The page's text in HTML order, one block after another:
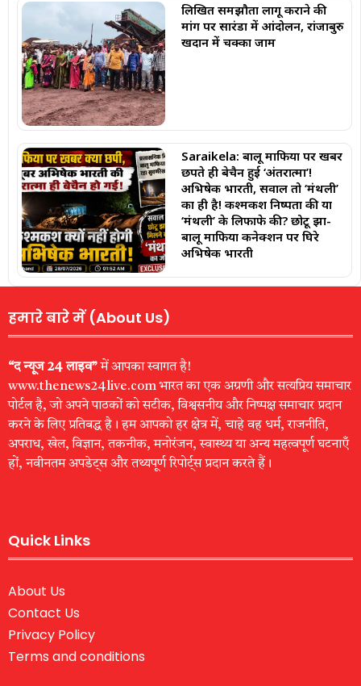
लिखित समझौता लागू कराने की
मांग पर सारंडा में आंदोलन, रांजाबुरु
खदान में चक्का जाम
Saraikela: बालू माफिया पर खबर
छपते ही बेचैन हुई ‘अंतरात्मा’!
अभिषेक भारती, सवाल तो ‘मंथली’
का ही है! कश्मकश निष्पक्षता की या
‘मंथली’ के लिफाफे की? छोटू झा-
बालू माफिया कनेक्शन पर घिरे
अभिषेक भारती
हमारे बारे में (About Us)
“द न्यूज 24 लाइव”में आपका स्वागत है!
www.thenews24live.com भारत का एक अग्रणी और सत्यप्रिय समाचार
पोर्टल है, जो अपने पाठकों को सटीक, विश्वसनीय और निष्पक्ष समाचार प्रदान
करने के लिए प्रतिबद्ध है। हम आपको हर क्षेत्र में, चाहे वह धर्म, राजनीति,
अपराध, खेल, विज्ञान, तकनीक, मनोरंजन, स्वास्थ्य या अन्य महत्वपूर्ण घटनाएँ
हों, नवीनतम अपडेट्स और तथ्यपूर्ण रिपोर्ट्स प्रदान करते हैं।
Quick Links
About Us
Contact Us
Privacy Policy
Terms and conditions